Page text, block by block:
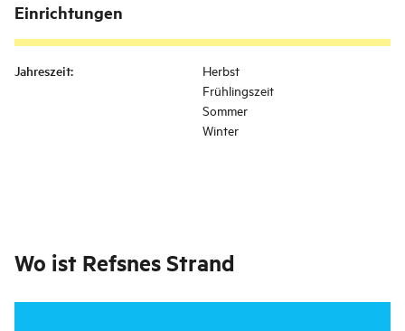
Einrichtungen
Jahreszeit:
Herbst
Frühlingszeit
Sommer
Winter
Wo ist Refsnes Strand